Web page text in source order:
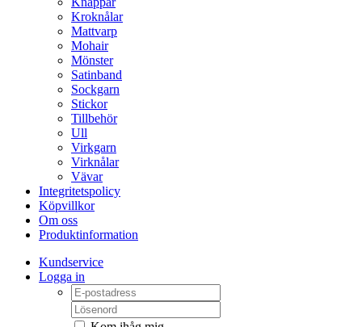
Kroknålar
Mattvarp
Mohair
Mönster
Satinband
Sockgarn
Stickor
Tillbehör
Ull
Virkgarn
Virknålar
Vävar
Integritetspolicy
Köpvillkor
Om oss
Produktinformation
Kundservice
Logga in